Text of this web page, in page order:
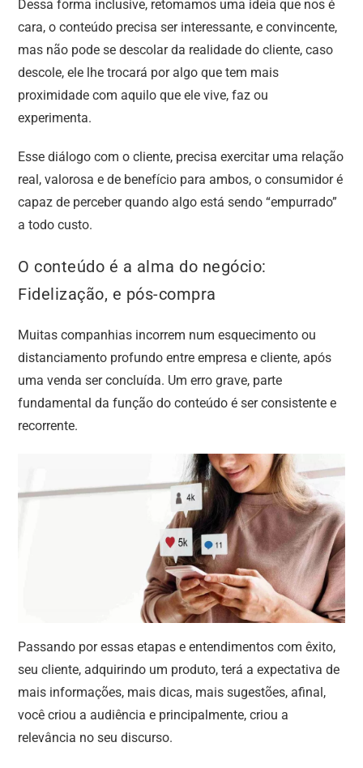
Dessa forma inclusive, retomamos uma ideia que nos é
cara, o conteúdo precisa ser interessante, e convincente,
mas não pode se descolar da realidade do cliente, caso
descole, ele lhe trocará por algo que tem mais
proximidade com aquilo que ele vive, faz ou
experimenta.
Esse diálogo com o cliente, precisa exercitar uma relação
real, valorosa e de benefício para ambos, o consumidor é
capaz de perceber quando algo está sendo “empurrado”
a todo custo.
O conteúdo é a alma do negócio:
Fidelização, e pós-compra
Muitas companhias incorrem num esquecimento ou
distanciamento profundo entre empresa e cliente, após
uma venda ser concluída. Um erro grave, parte
fundamental da função do conteúdo é ser consistente e
recorrente.
Passando por essas etapas e entendimentos com êxito,
seu cliente, adquirindo um produto, terá a expectativa de
mais informações, mais dicas, mais sugestões, afinal,
você criou a audiência e principalmente, criou a
relevância no seu discurso.